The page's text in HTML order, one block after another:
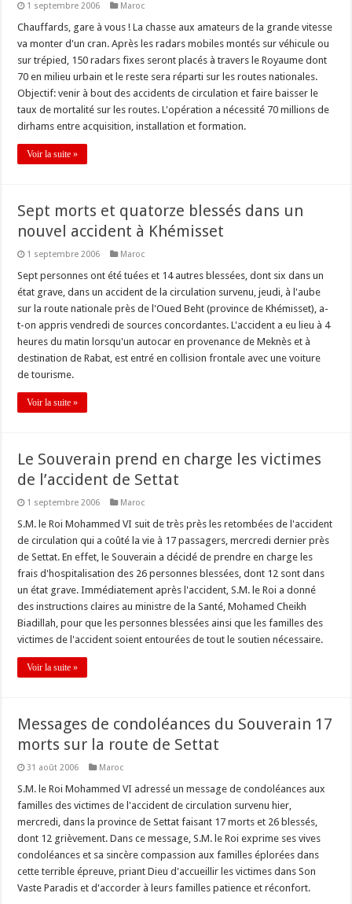
1 septembre 2006 Maroc
Chauffards, gare à vous ! La chasse aux amateurs de la grande vitesse
va monter d'un cran. Après les radars mobiles montés sur véhicule ou
sur trépied, 150 radars fixes seront placés à travers le Royaume dont
70 en milieu urbain et le reste sera réparti sur les routes nationales.
Objectif: venir à bout des accidents de circulation et faire baisser le
taux de mortalité sur les routes. L'opération a nécessité 70 millions de
dirhams entre acquisition, installation et formation.
Voir la suite »
Sept morts et quatorze blessés dans un
nouvel accident à Khémisset
1 septembre 2006 Maroc
Sept personnes ont été tuées et 14 autres blessées, dont six dans un
état grave, dans un accident de la circulation survenu, jeudi, à l'aube
sur la route nationale près de l'Oued Beht (province de Khémisset), a-
t-on appris vendredi de sources concordantes. L'accident a eu lieu à 4
heures du matin lorsqu'un autocar en provenance de Meknès et à
destination de Rabat, est entré en collision frontale avec une voiture
de tourisme.
Voir la suite »
Le Souverain prend en charge les victimes
de l’accident de Settat
1 septembre 2006 Maroc
S.M. le Roi Mohammed VI suit de très près les retombées de l'accident
de circulation qui a coûté la vie à 17 passagers, mercredi dernier près
de Settat. En effet, le Souverain a décidé de prendre en charge les
frais d'hospitalisation des 26 personnes blessées, dont 12 sont dans
un état grave. Immédiatement après l'accident, S.M. le Roi a donné
des instructions claires au ministre de la Santé, Mohamed Cheikh
Biadillah, pour que les personnes blessées ainsi que les familles des
victimes de l'accident soient entourées de tout le soutien nécessaire.
Voir la suite »
Messages de condoléances du Souverain 17
morts sur la route de Settat
31 août 2006 Maroc
S.M. le Roi Mohammed VI adressé un message de condoléances aux
familles des victimes de l'accident de circulation survenu hier,
mercredi, dans la province de Settat faisant 17 morts et 26 blessés,
dont 12 grièvement. Dans ce message, S.M. le Roi exprime ses vives
condoléances et sa sincère compassion aux familles éplorées dans
cette terrible épreuve, priant Dieu d'accueillir les victimes dans Son
Vaste Paradis et d'accorder à leurs familles patience et réconfort.